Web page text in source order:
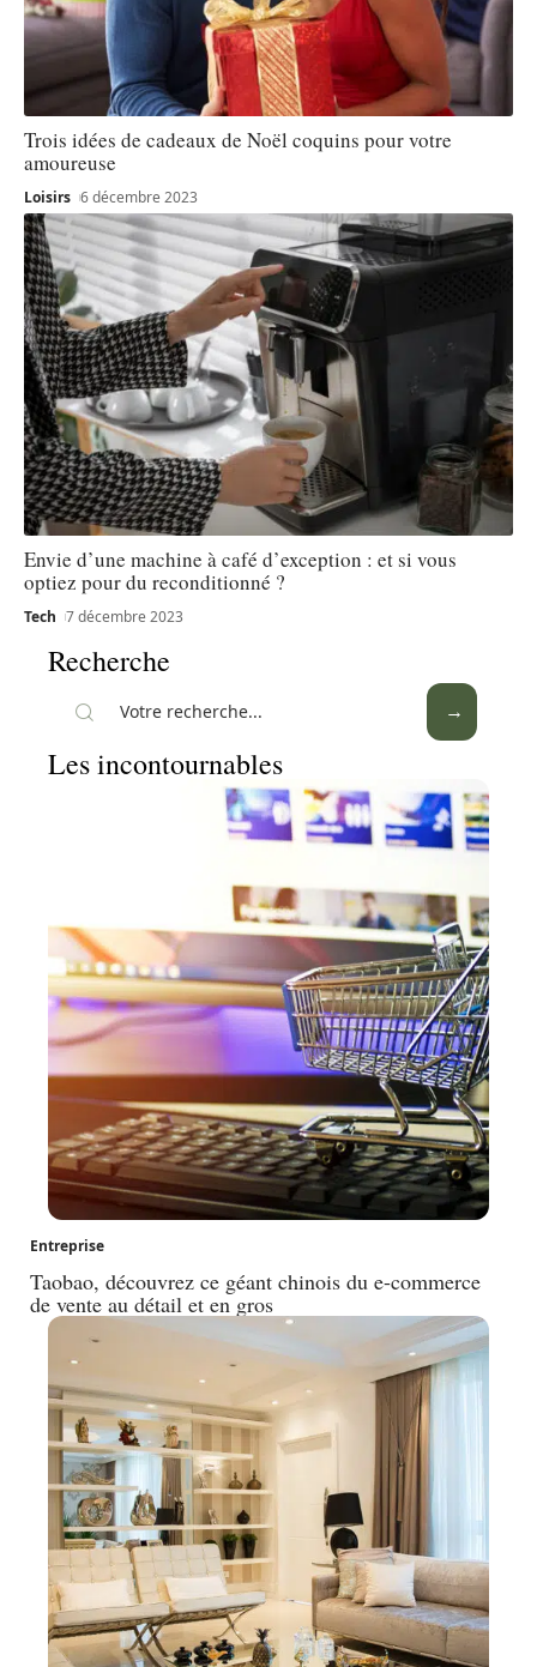
Trois idées de cadeaux de Noël coquins pour votre
amoureuse
Loisirs 6 décembre 2023
Envie d’une machine à café d’exception : et si vous
optiez pour du reconditionné ?
Tech 7 décembre 2023
Recherche
Les incontournables
Entreprise
Taobao, découvrez ce géant chinois du e-commerce
de vente au détail et en gros